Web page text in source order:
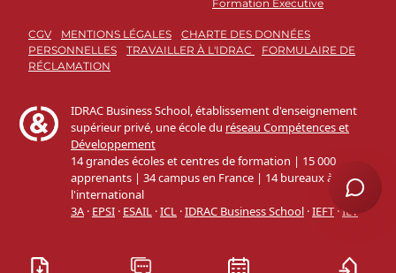
Formation Executive
CGV MENTIONS LÉGALES
CHARTE DES DONNÉES
PERSONNELLES
TRAVAILLER À L'IDRAC
FORMULAIRE DE
RÉCLAMATION